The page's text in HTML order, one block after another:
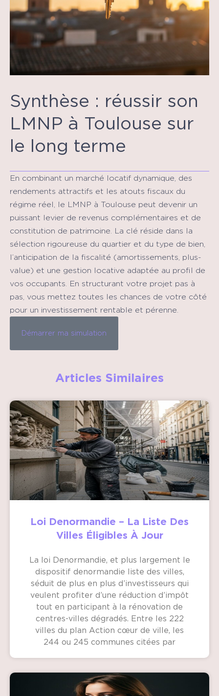
Synthèse : réussir son
LMNP à Toulouse sur
le long terme
En combinant un marché locatif dynamique, des
rendements attractifs et les atouts fiscaux du
régime réel, le LMNP à Toulouse peut devenir un
puissant levier de revenus complémentaires et de
constitution de patrimoine. La clé réside dans la
sélection rigoureuse du quartier et du type de bien,
l’anticipation de la fiscalité (amortissements, plus-
value) et une gestion locative adaptée au profil de
vos occupants. En structurant votre projet pas à
pas, vous mettez toutes les chances de votre côté
pour un investissement rentable et pérenne.
Démarrer ma simulation
Articles Similaires
Loi Denormandie – La Liste Des
Villes Éligibles À Jour
La loi Denormandie, et plus largement le
dispositif denormandie liste des villes,
séduit de plus en plus d’investisseurs qui
veulent profiter d’une réduction d’impôt
tout en participant à la rénovation de
centres-villes dégradés. Entre les 222
villes du plan Action cœur de ville, les
244 ou 245 communes citées par